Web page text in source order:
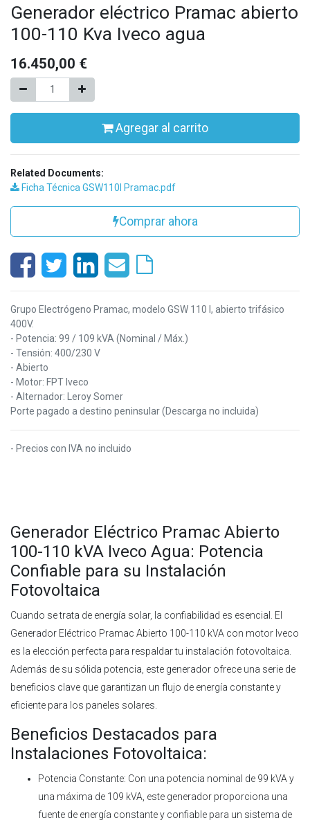
Generador eléctrico Pramac abierto
100-110 Kva Iveco agua
16.450,00 €
Agregar al carrito
Related Documents:
Ficha Técnica GSW110I Pramac.pdf
Comprar ahora
Grupo Electrógeno Pramac, modelo GSW 110 I, abierto trifásico
400V.
- Potencia: 99 / 109 kVA (Nominal / Máx.)
- Tensión: 400/230 V
- Abierto
- Motor: FPT Iveco
- Alternador: Leroy Somer
Porte pagado a destino peninsular (Descarga no incluida)
- Precios con IVA no incluido
Generador Eléctrico Pramac Abierto
100-110 kVA Iveco Agua: Potencia
Confiable para su Instalación
Fotovoltaica
Cuando se trata de energía solar, la confiabilidad es esencial. El
Generador Eléctrico Pramac Abierto 100-110 kVA con motor Iveco
es la elección perfecta para respaldar tu instalación fotovoltaica.
Además de su sólida potencia, este generador ofrece una serie de
beneficios clave que garantizan un flujo de energía constante y
eficiente para los paneles solares.
Beneficios Destacados para
Instalaciones Fotovoltaica:
Potencia Constante: Con una potencia nominal de 99 kVA y
una máxima de 109 kVA, este generador proporciona una
fuente de energía constante y confiable para un sistema de